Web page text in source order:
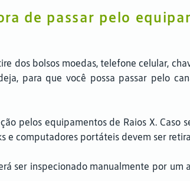
de passar pelo
dos bolsos moedas, telefone celular,
para que você possa passar pelo
pelos equipamentos de Raios X.
e computadores portáteis devem ser
ser inspecionado manualmente por um